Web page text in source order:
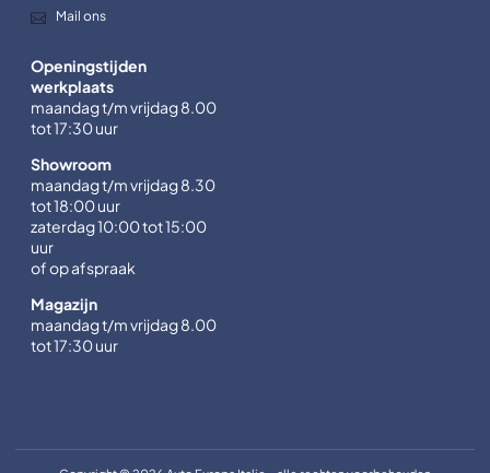
Mail ons
Openingstijden
werkplaats
maandag t/m vrijdag 8.00
tot 17:30 uur
Showroom
maandag t/m vrijdag 8.30
tot 18:00 uur
zaterdag 10:00 tot 15:00
uur
of op afspraak
Magazijn
maandag t/m vrijdag 8.00
tot 17:30 uur